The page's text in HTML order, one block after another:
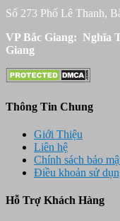
Số 273 Phố Lê Thanh,
VP Bắc Giang: Nghĩa
Giang
Thông Tin Chung
Giới Thiệu
Liên hệ
Chính sách bảo
Điều khoản sử
Hỗ Trợ Khách Hàng